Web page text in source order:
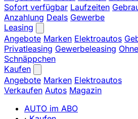
Sofort verfügbar Laufzeiten
Anzahlung Deals Gewerbe
Leasing
Angebote Marken Elektroautos
Privatleasing Gewerbeleasing
Schnäppchen
Kaufen
Angebote Marken Elektroautos
Verkaufen Autos Magazin
AUTO im ABO